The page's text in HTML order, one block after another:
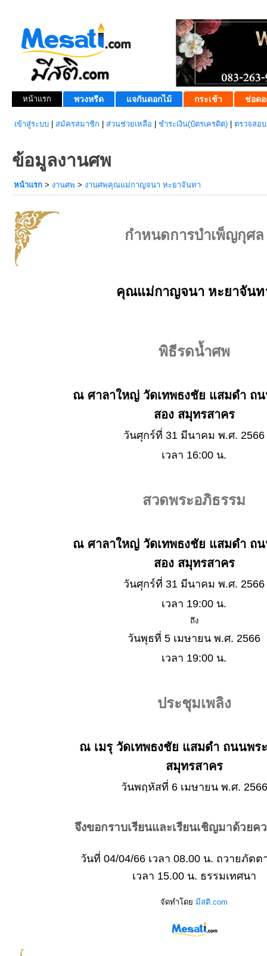
หน้าแรก พวงหรีด แจกันดอกไม้ กระเช้า ช่อดอ
เข้าสู่ระบบ สมัครสมาชิก ส่วนช่วยเหลือ ชำระเงิน(บัตรเครดิต) ตรวจสอ
ข้อมูลงานศพ
หน้าแรก > งานศพ > งานศพคุณแม่กาญจนา หะยาจันทา
กำหนดการบำเพ็ญกุศล
คุณแม่กาญจนา หะยาจันท
พิธีรดน้ำศพ
ณ ศาลาใหญ่ วัดเทพธงชัย แสมดำ ถ
สอง สมุทรสาคร
วันศุกร์ที่ 31 มีนาคม พ.ศ. 2566
เวลา 16:00 น.
สวดพระอภิธรรม
ณ ศาลาใหญ่ วัดเทพธงชัย แสมดำ ถ
สอง สมุทรสาคร
วันศุกร์ที่ 31 มีนาคม พ.ศ. 2566
เวลา 19:00 น.
ถึง
วันพุธที่ 5 เมษายน พ.ศ. 2566
เวลา 19:00 น.
ประชุมเพลิง
ณ เมรุ วัดเทพธงชัย แสมดำ ถนนพร
สมุทรสาคร
วันพฤหัสที่ 6 เมษายน พ.ศ. 2566
จึงขอกราบเรียนและเรียนเชิญมาด้วยค
วันที่ 04/04/66 เวลา 08.00 น. ถวายภัตต
เวลา 15.00 น. ธรรมเทศนา
จัดทำโดย มีสติ.com